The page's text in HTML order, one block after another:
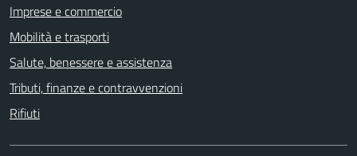
Imprese e commercio
Mobilità e trasporti
Salute, benessere e assistenza
Tributi, finanze e contravvenzioni
Rifiuti